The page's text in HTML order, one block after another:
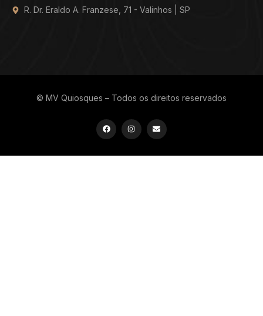
R. Dr. Eraldo A. Franzese, 71 - Valinhos | SP
© MV Quiosques – Todos os direitos reservados